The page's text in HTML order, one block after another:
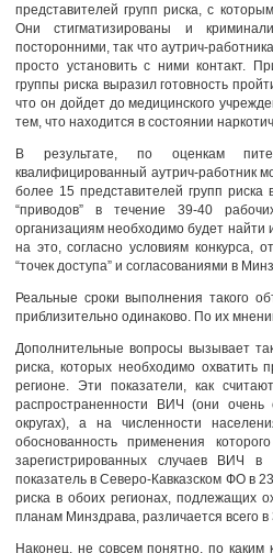
представителей групп риска, с
Они стигматизированы и
посторонними, так что аутрич-
просто установить с ними контакт.
группы риска выразил готовность
что он дойдет до медицинского
тем, что находится в состоянии
В результате, по оценкам
квалифицированный аутрич-работник
более 15 представителей групп
“приводов” в течение 39-40
организациям необходимо будет найти
на это, согласно условиям конкурса,
“точек доступа” и согласованиями в
Реальные сроки выполнения такого
приблизительно одинаково. По их
Дополнительные вопросы вызывает
риска, которых необходимо охватить
регионе. Эти показатели, как
распространенности ВИЧ (они
округах), а на численности
обоснованность применения
зарегистрированных случаев ВИЧ
показатель в Северо-Кавказском ФО в
риска в обоих регионах, подлежащих
планам Минздрава, различается всего в
Наконец, не совсем понятно, по каким